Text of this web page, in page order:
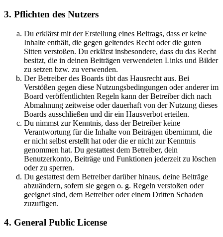
3. Pflichten des Nutzers
Du erklärst mit der Erstellung eines Beitrags, dass er keine
Inhalte enthält, die gegen geltendes Recht oder die guten
Sitten verstoßen. Du erklärst insbesondere, dass du das Recht
besitzt, die in deinen Beiträgen verwendeten Links und Bilder
zu setzen bzw. zu verwenden.
Der Betreiber des Boards übt das Hausrecht aus. Bei
Verstößen gegen diese Nutzungsbedingungen oder anderer im
Board veröffentlichten Regeln kann der Betreiber dich nach
Abmahnung zeitweise oder dauerhaft von der Nutzung dieses
Boards ausschließen und dir ein Hausverbot erteilen.
Du nimmst zur Kenntnis, dass der Betreiber keine
Verantwortung für die Inhalte von Beiträgen übernimmt, die
er nicht selbst erstellt hat oder die er nicht zur Kenntnis
genommen hat. Du gestattest dem Betreiber, dein
Benutzerkonto, Beiträge und Funktionen jederzeit zu löschen
oder zu sperren.
Du gestattest dem Betreiber darüber hinaus, deine Beiträge
abzuändern, sofern sie gegen o. g. Regeln verstoßen oder
geeignet sind, dem Betreiber oder einem Dritten Schaden
zuzufügen.
4. General Public License